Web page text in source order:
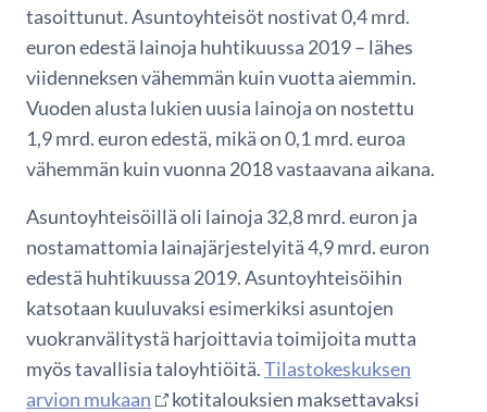
tasoittunut. Asuntoyhteisöt nostivat 0,4 mrd.
euron edestä lainoja huhtikuussa 2019 – lähes
viidenneksen vähemmän kuin vuotta aiemmin.
Vuoden alusta lukien uusia lainoja on nostettu
1,9 mrd. euron edestä, mikä on 0,1 mrd. euroa
vähemmän kuin vuonna 2018 vastaavana aikana.
Asuntoyhteisöillä oli lainoja 32,8 mrd. euron ja
nostamattomia lainajärjestelyitä 4,9 mrd. euron
edestä huhtikuussa 2019. Asuntoyhteisöihin
katsotaan kuuluvaksi esimerkiksi asuntojen
vuokranvälitystä harjoittavia toimijoita mutta
myös tavallisia taloyhtiöitä.Tilastokeskuksen
arvion mukaan
kotitalouksien maksettavaksi